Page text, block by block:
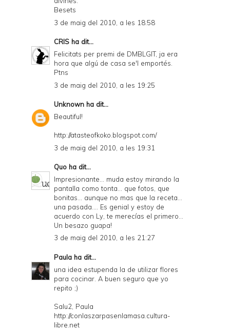
Besets
3 de maig del 2010, a les 18:58
CRIS ha dit...
Felicitats per premi de DMBLGIT, ja era
hora que algú de casa se'l emportés.
Ptns
3 de maig del 2010, a les 19:25
Unknown ha dit...
Beautiful!
http://atasteofkoko.blogspot.com/
3 de maig del 2010, a les 19:31
Quo ha dit...
Impresionante... muda estoy mirando la
pantalla como tonta... que fotos, que
bonitas... aunque no mas que la receta...
una pasada.... Es genial y estoy de
acuerdo con Ly, te merecías el primero...
Un besazo guapa!
3 de maig del 2010, a les 21:27
Paula ha dit...
una idea estupenda la de utilizar flores
para cocinar. A buen seguro que yo
repito ;)
Salu2, Paula
http://conlaszarpasenlamasa.cultura-
libre.net